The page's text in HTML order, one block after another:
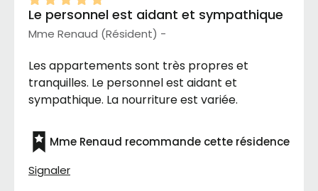
Le personnel est aidant et sympathique
Mme Renaud (Résident) -
Les appartements sont très propres et
tranquilles. Le personnel est aidant et
sympathique. La nourriture est variée.
Mme Renaud recommande cette résidence
Signaler